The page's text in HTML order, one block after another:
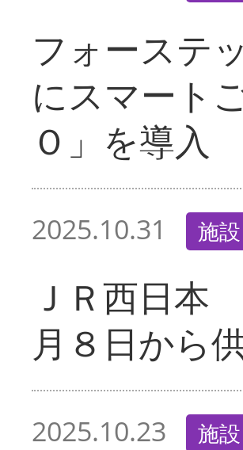
フォーステ
にスマート
Ｏ」を導入
2025.10.31 施
ＪＲ西日
月８日から
2025.10.23 施